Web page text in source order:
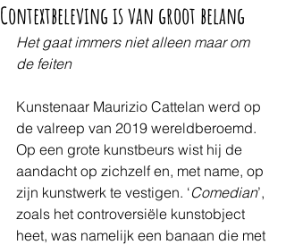
Contextbeleving is van groot belang
Het gaat immers niet alleen maar om
de feiten
Kunstenaar Maurizio Cattelan werd op
de valreep van 2019 wereldberoemd.
Op een grote kunstbeurs wist hij de
aandacht op zichzelf en, met name, op
zijn kunstwerk te vestigen. ‘Comedian’,
zoals het controversiële kunstobject
heet, was namelijk een banaan die met